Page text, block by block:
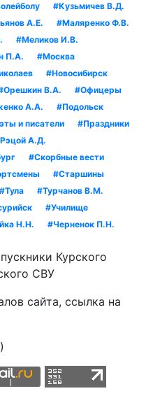
#Кузьмичев В.Д.
А.Е.
#Маляренко Ф.В.
#Меликов И.В.
П.А.
#Москва
#Новосибирск
В.А.
#Офицеры
А.А.
#Подольск
и писатели
#Праздники
А.Д.
#Скорбные вести
#Старшины
#Тула
#Турчанов В.М.
#Училище
Н.Н.
#Черненок П.Н.
Курского
СВУ
сайта, ссылка на